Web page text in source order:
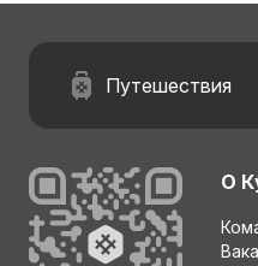
Путешествия
О